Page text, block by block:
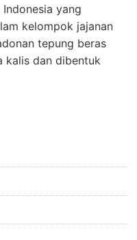
yang
kelompok jajanan
tepung beras
kalis dan dibentuk